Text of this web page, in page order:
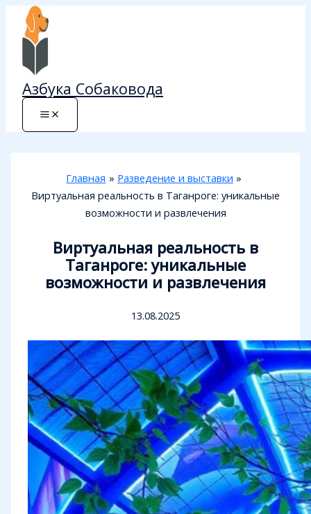
Перейти
содержимому
Азбука Собаковода
Главная
Разведение и выставки
Виртуальная реальность в Таганроге: уникальные
возможности и развлечения
Виртуальная реальность в
Таганроге: уникальные
возможности и развлечения
13.08.2025